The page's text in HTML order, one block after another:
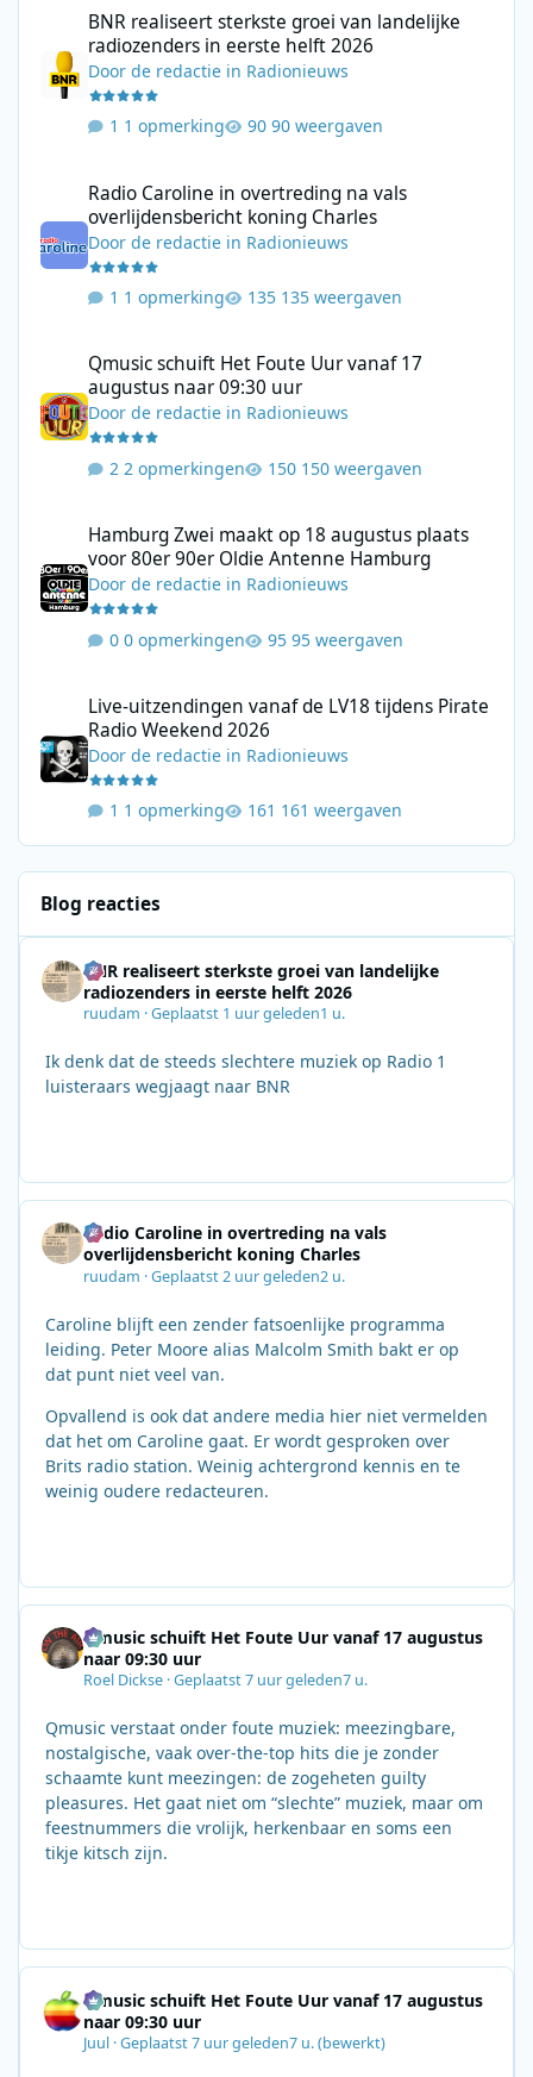
BNR realiseert sterkste groei van landelijke
radiozenders in eerste helft 2026
Doorde redactie in Radionieuws
1 opmerking 90 weergaven
Radio Caroline in overtreding na vals
overlijdensbericht koning Charles
Doorde redactie in Radionieuws
1 opmerking 135 weergaven
Qmusic schuift Het Foute Uur vanaf 17
augustus naar 09:30 uur
Doorde redactie in Radionieuws
2 opmerkingen 150 weergaven
Hamburg Zwei maakt op 18 augustus plaats
voor 80er 90er Oldie Antenne Hamburg
Doorde redactie in Radionieuws
0 opmerkingen 95 weergaven
Live-uitzendingen vanaf de LV18 tijdens Pirate
Radio Weekend 2026
Doorde redactie in Radionieuws
1 opmerking 161 weergaven
Blog reacties
BNR realiseert sterkste groei van landelijke
radiozenders in eerste helft 2026
ruudam ·Geplaatst 1 uur geleden1 u.
Ik denk dat de steeds slechtere muziek op Radio 1
luisteraars wegjaagt naar BNR
Radio Caroline in overtreding na vals
overlijdensbericht koning Charles
ruudam ·Geplaatst2 uur geleden2 u.
Caroline blijft een zender fatsoenlijke programma
leiding. Peter Moore alias Malcolm Smith bakt er op
dat punt niet veel van.
Opvallend is ook dat andere media hier niet vermelden
dat het om Caroline gaat. Er wordt gesproken over
Brits radio station. Weinig achtergrond kennis en te
weinig oudere redacteuren.
Qmusic schuift Het Foute Uur vanaf 17 augustus
naar 09:30 uur
Roel Dickse ·Geplaatst7 uur geleden7 u.
Qmusic verstaat onder foute muziek: meezingbare,
nostalgische, vaak over‑the‑top hits die je zonder
schaamte kunt meezingen: de zogeheten guilty
pleasures. Het gaat niet om “slechte” muziek, maar om
feestnummers die vrolijk, herkenbaar en soms een
tikje kitsch zijn.
Qmusic schuift Het Foute Uur vanaf 17 augustus
naar 09:30 uur
Juul ·Geplaatst7 uur geleden7 u.(bewerkt)